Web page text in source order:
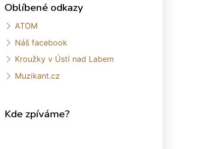
Oblíbené odkazy
ATOM
Náš facebook
Kroužky v Ústí nad Labem
Muzikant.cz
Kde zpíváme?